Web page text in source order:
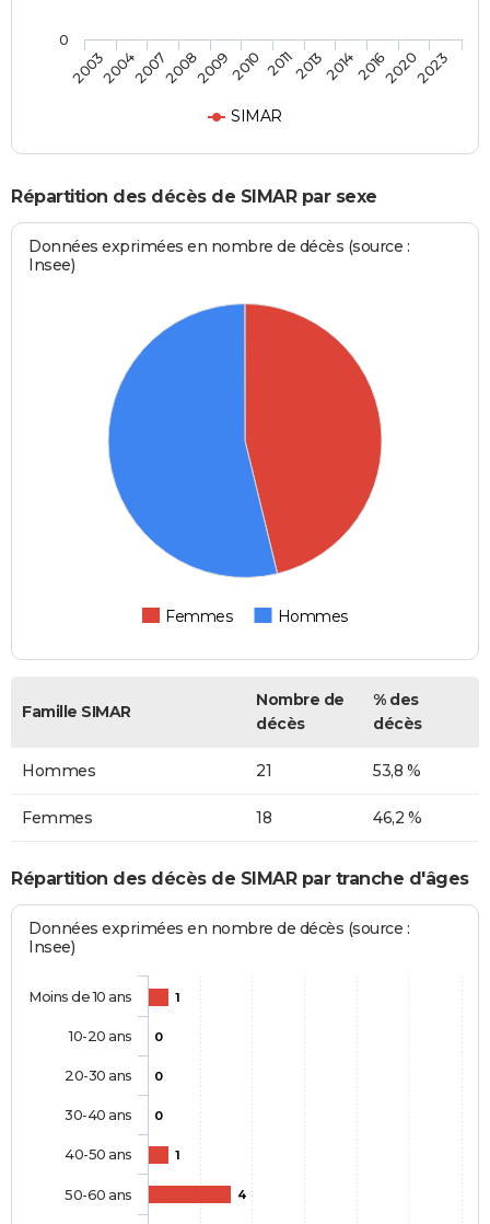
SIMAR
200320042007200820092010 201120132014201620202023
0
Répartition des décès de SIMAR par sexe
Données exprimées en nombre de décès (source :
Insee)
Femmes Hommes
Famille SIMAR
Nombre de
décès
% des
décès
Hommes 21 53,8 %
Femmes 18 46,2 %
Répartition des décès de SIMAR par tranche d'âges
Données exprimées en nombre de décès (source :
Insee)
1
0
0
0
1
4
Moins de 10 ans
10-20 ans
20-30 ans
30-40 ans
40-50 ans
50-60 ans